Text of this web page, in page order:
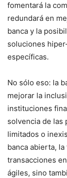
fomentará la
redundará en
banca y la
soluciones
específicas.
No sólo eso: la
mejorar la
instituciones
solvencia de las
limitados o
banca abierta,
transacciones
ágiles, sino